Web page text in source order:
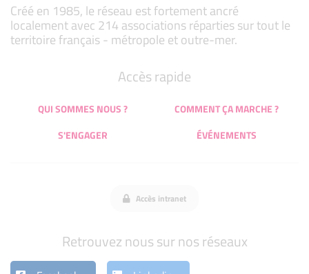
Créé en 1985, le réseau est fortement ancré
localement avec 214 associations réparties sur tout le
territoire français - métropole et outre-mer.
Accès rapide
QUI SOMMES NOUS ?
COMMENT ÇA MARCHE ?
S'ENGAGER
ÉVÉNEMENTS
Accès intranet
Retrouvez nous sur nos réseaux